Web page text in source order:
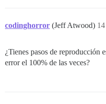
codinghorror (Jeff Atwood) 14
¿Tienes pasos de reproducción
error el 100% de las veces?